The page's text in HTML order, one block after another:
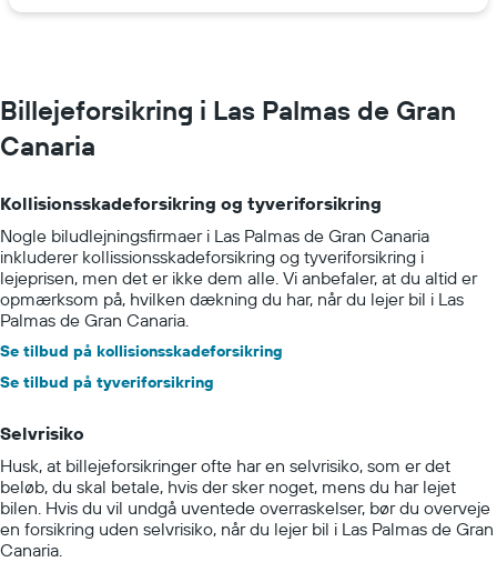
Billejeforsikring i Las Palmas de Gran
Canaria
Kollisionsskadeforsikring og tyveriforsikring
Nogle biludlejningsfirmaer i Las Palmas de Gran Canaria
inkluderer kollissionsskadeforsikring og tyveriforsikring i
lejeprisen, men det er ikke dem alle. Vi anbefaler, at du altid er
opmærksom på, hvilken dækning du har, når du lejer bil i Las
Palmas de Gran Canaria.
Se tilbud på kollisionsskadeforsikring
Se tilbud på tyveriforsikring
Selvrisiko
Husk, at billejeforsikringer ofte har en selvrisiko, som er det
beløb, du skal betale, hvis der sker noget, mens du har lejet
bilen. Hvis du vil undgå uventede overraskelser, bør du overveje
en forsikring uden selvrisiko, når du lejer bil i Las Palmas de Gran
Canaria.